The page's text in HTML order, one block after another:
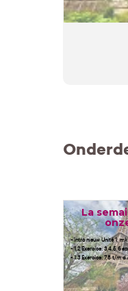
La
- Intro nieuw Unité 1, mk
- 1.2 Exercice: 3,4,5,6
- 1.3 Exercice: 7,8 t/m